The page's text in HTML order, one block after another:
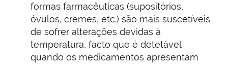
formas farmacêuticas (supositórios,
óvulos, cremes, etc.) são mais suscetíveis
de sofrer alterações devidas à
temperatura, facto que é detetável
quando os medicamentos apresentam